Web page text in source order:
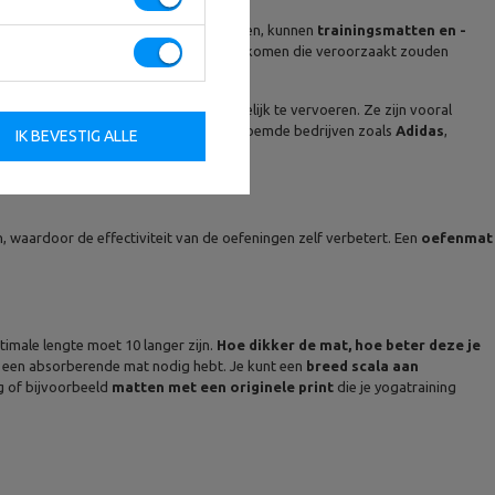
dit soort oefeningen te verhogen, kunnen trainingsmatten en -
speciaal schuim, blessures voorkomen die veroorzaakt zouden
handgrepen zijn ze gemakkelijk te vervoeren. Ze zijn vooral
geproduceerd door wereldberoemde bedrijven zoals Adidas,
waardoor de effectiviteit van de oefeningen zelf verbetert. Een oefenmat
lengte moet 10 langer zijn. Hoe dikker de mat, hoe beter deze je
absorberende mat nodig hebt. Je kunt een breed scala aan
of bijvoorbeeld matten met een originele print die je yogatraining
IK BEVESTIG ALLE